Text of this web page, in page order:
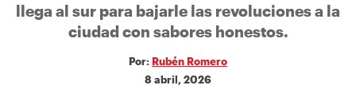
llega al sur para bajarle las revoluciones a la
ciudad con sabores honestos.
Por: Rubén Romero
8 abril, 2026